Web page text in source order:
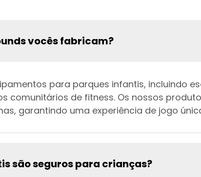
vocês fabricam?
para parques infantis, incluindo
comunitários de fitness. Os nossos
garantindo uma experiência de jogo
são seguros para crianças?